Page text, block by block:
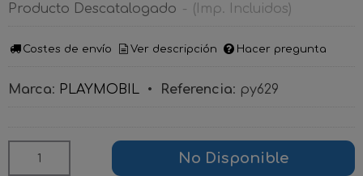
Producto Descatalogado - (Imp. Incluidos)
Costes de envío Ver descripción Hacer pregunta
Marca: PLAYMOBIL • Referencia: py629
No Disponible